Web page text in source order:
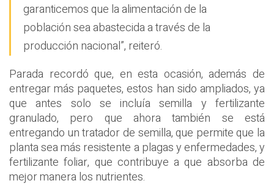
garanticemos que la alimentación de la
población sea abastecida a través de la
producción nacional”, reiteró.
Parada recordó que, en esta ocasión, además de
entregar más paquetes, estos han sido ampliados, ya
que antes solo se incluía semilla y fertilizante
granulado, pero que ahora también se está
entregando un tratador de semilla, que permite que la
planta sea más resistente a plagas y enfermedades, y
fertilizante foliar, que contribuye a que absorba de
mejor manera los nutrientes.